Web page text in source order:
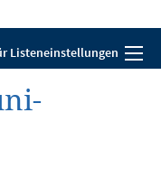
Listeneinstellungen